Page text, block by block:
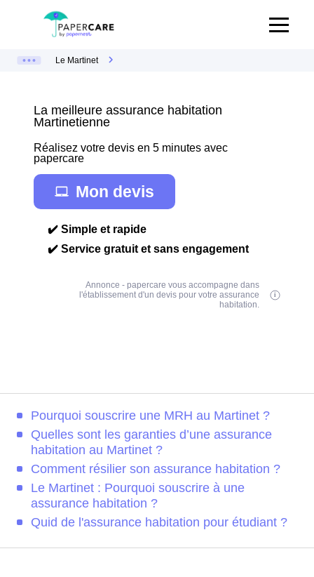
Le Martinet
La meilleure assurance habitation
Martinetienne
Réalisez votre devis en 5 minutes avec
papercare
Mon devis
✔️ Simple et rapide
✔️ Service gratuit et sans engagement
Annonce - papercare vous accompagne dans
l'établissement d'un devis pour votre assurance
habitation.
Pourquoi souscrire une MRH au Martinet ?
Quelles sont les garanties d’une assurance
habitation au Martinet ?
Comment résilier son assurance habitation ?
Le Martinet : Pourquoi souscrire à une
assurance habitation ?
Quid de l'assurance habitation pour étudiant ?